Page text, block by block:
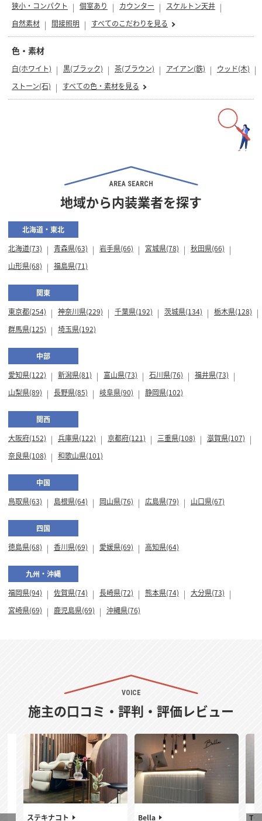
狭小・コンパクト 個室あり カウンター
スケルトン天井
自然素材
間接照明 すべてのこだわりを見る
色・素材
白(ホワイト) 黒(ブラック) 茶(ブラウン) アイアン(鉄)
ウッド(木)
ストーン(石)
すべての色・素材を見る
AREA SEARCH
地域から内装業者を探す
北海道・東北
北海道(73)
青森県(63) 岩手県(66) 宮城県(78)
秋田県(66)
山形県(68)
福島県(71)
関東
東京都(254)
神奈川県(229) 千葉県(192) 茨城県(134)
栃木県(128)
群馬県(125)
埼玉県(192)
中部
愛知県(122)
新潟県(81) 富山県(73) 石川県(76)
福井県(73)
山梨県(89)
長野県(85) 岐阜県(90) 静岡県(102)
関西
大阪府(152)
兵庫県(122) 京都府(121) 三重県(108)
滋賀県(107)
奈良県(108)
和歌山県(101)
中国
鳥取県(63)
島根県(64) 岡山県(76) 広島県(79) 山口県(67)
四国
徳島県(68)
香川県(69) 愛媛県(69) 高知県(64)
九州・沖縄
福岡県(94)
佐賀県(74) 長崎県(72) 熊本県(74)
大分県(73)
宮崎県(69)
鹿児島県(69) 沖縄県(76)
VOICE
施主の口コミ・評判・評価レビュー
ステキナコト Bella